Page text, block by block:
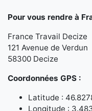
Pour vous rendre à
France Travail Decize
121 Avenue de Verdun
58300 Decize
Coordonnées GPS :
Latitude :
Longitude :